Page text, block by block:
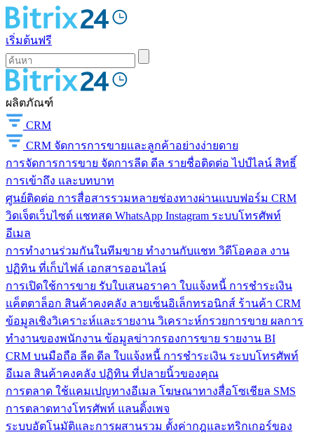
เริ่มต้นฟรี
ผลิตภัณฑ์
CRM
CRM จัดการการขายและลูกค้าอย่างง่ายดาย
การจัดการการขาย จัดการลีด ดีล รายชื่อติดต่อ ไปป์ไลน์ สิทธิ์
การเข้าถึง และบทบาท
ศูนย์ติดต่อ การสื่อสารรวมหลายช่องทางผ่านแบบฟอร์ม CRM
วิดเจ็ตเว็บไซต์ แชทสด WhatsApp Instagram ระบบโทรศัพท์
อีเมล
การทำงานร่วมกันในทีมขาย ทำงานกับแชท วิดีโอคอล งาน
ปฏิทิน ที่เก็บไฟล์ เอกสารออนไลน์
การเปิดใช้การขาย รับใบเสนอราคา ใบแจ้งหนี้ การชำระเงิน
แค็ตตาล็อก สินค้าคงคลัง ลายเซ็นอิเล็กทรอนิกส์ ร้านค้า CRM
ข้อมูลเชิงวิเคราะห์และรายงาน วิเคราะห์กรวยการขาย ผลการ
ทำงานของพนักงาน ข้อมูลข่าวกรองการขาย รายงาน BI
CRM บนมือถือ ลีด ดีล ใบแจ้งหนี้ การชำระเงิน ระบบโทรศัพท์
อีเมล สินค้าคงคลัง ปฏิทิน ที่ปลายนิ้วของคุณ
การตลาด ใช้แคมเปญทางอีเมล โฆษณาทางสื่อโซเชียล SMS
การตลาดทางโทรศัพท์ แลนดิ้งเพจ
ระบบอัตโนมัติและการผสานรวม ตั้งค่ากฎและทริกเกอร์ของ